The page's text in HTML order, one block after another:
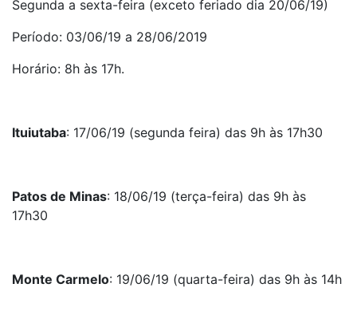
Segunda a sexta-feira (exceto feriado dia 20/06/19)
Período: 03/06/19 a 28/06/2019
Horário: 8h às 17h.
Ituiutaba: 17/06/19 (segunda feira) das 9h às 17h30
Patos de Minas: 18/06/19 (terça-feira) das 9h às
17h30
Monte Carmelo: 19/06/19 (quarta-feira) das 9h às 14h